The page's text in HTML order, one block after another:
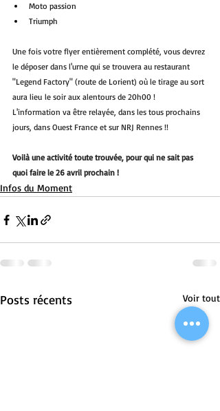
Moto passion
Triumph
Une fois votre flyer entièrement complété, vous devrez
le déposer dans l'urne qui se trouvera au restaurant
"Legend Factory" (route de Lorient) où le tirage au sort
aura lieu le soir aux alentours de 20h00 !
L'information va être relayée, dans les tous prochains
jours, dans Ouest France et sur NRJ Rennes !!
Voilà une activité toute trouvée, pour qui ne sait pas
quoi faire le 26 avril prochain !
Infos du Moment
Posts récents Voir tout